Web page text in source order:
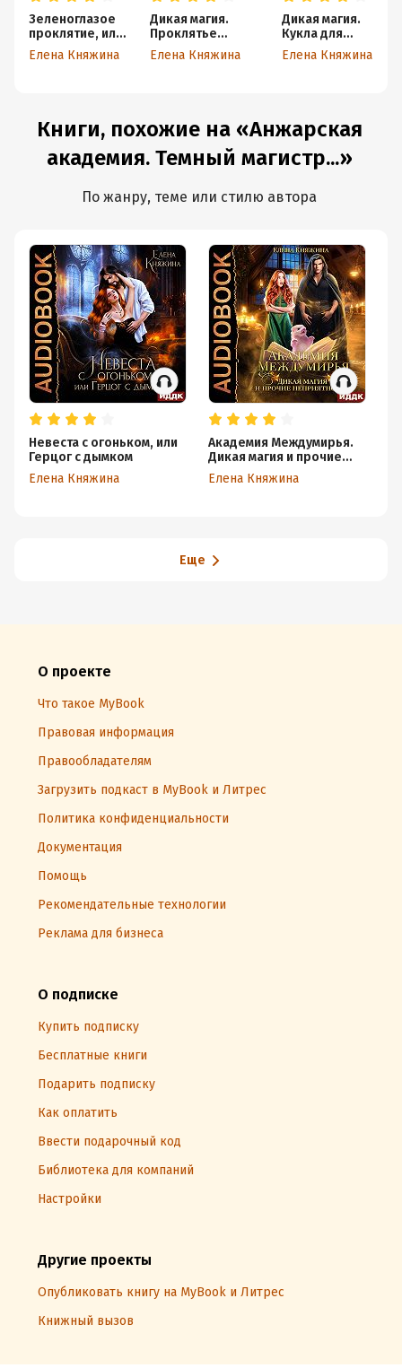
Зеленоглазое
проклятие, или
Тьма ее
побери!
Елена Княжина
Дикая магия.
Проклятье
«Черного
тюльпана» – 2
Елена Княжина
Дикая магия.
Кукла для
профессора
Елена Княжина
Книги, похожие на «Анжарская
академия. Темный магистр...»
По жанру, теме или стилю автора
Невеста с огоньком, или
Герцог с дымком
Елена Княжина
Академия Междумирья.
Дикая магия и прочие
неприятности
Елена Княжина
Еще
О проекте
Что такое MyBook
Правовая информация
Правообладателям
Загрузить подкаст в MyBook и Литрес
Политика конфиденциальности
Документация
Помощь
Рекомендательные технологии
Реклама для бизнеса
О подписке
Купить подписку
Бесплатные книги
Подарить подписку
Как оплатить
Ввести подарочный код
Библиотека для компаний
Настройки
Другие проекты
Опубликовать книгу на MyBook и Литрес
Книжный вызов